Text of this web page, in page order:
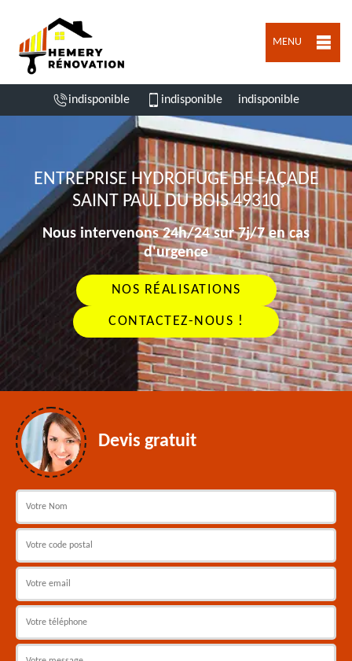
MENU
indisponible indisponible indisponible
ENTREPRISE HYDROFUGE DE FAÇADE
SAINT PAUL DU BOIS 49310
Nous intervenons 24h/24 sur 7j/7 en cas
d'urgence
NOS RÉALISATIONS
CONTACTEZ-NOUS !
Devis gratuit